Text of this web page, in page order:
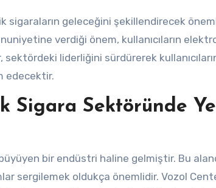
sigaraların geleceğini şekillendirecek
verdiği önem, kullanıcıların
liderliğini sürdürerek
edecektir.
Sigara Sektöründe
bir endüstri haline gelmiştir. Bu
sergilemek oldukça önemlidir. Vozol